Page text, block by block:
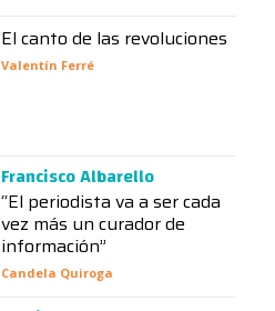
El canto de las revoluciones
Valentín Ferré
Francisco Albarello
“El periodista va a ser cada
vez más un curador de
información”
Candela Quiroga